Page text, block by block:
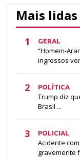
Mais lidas
1 GERAL
“Homem-
ingressos
2 POLÍTICA
Trump diz
Brasil ...
3 POLICIAL
Acidente
gravemente